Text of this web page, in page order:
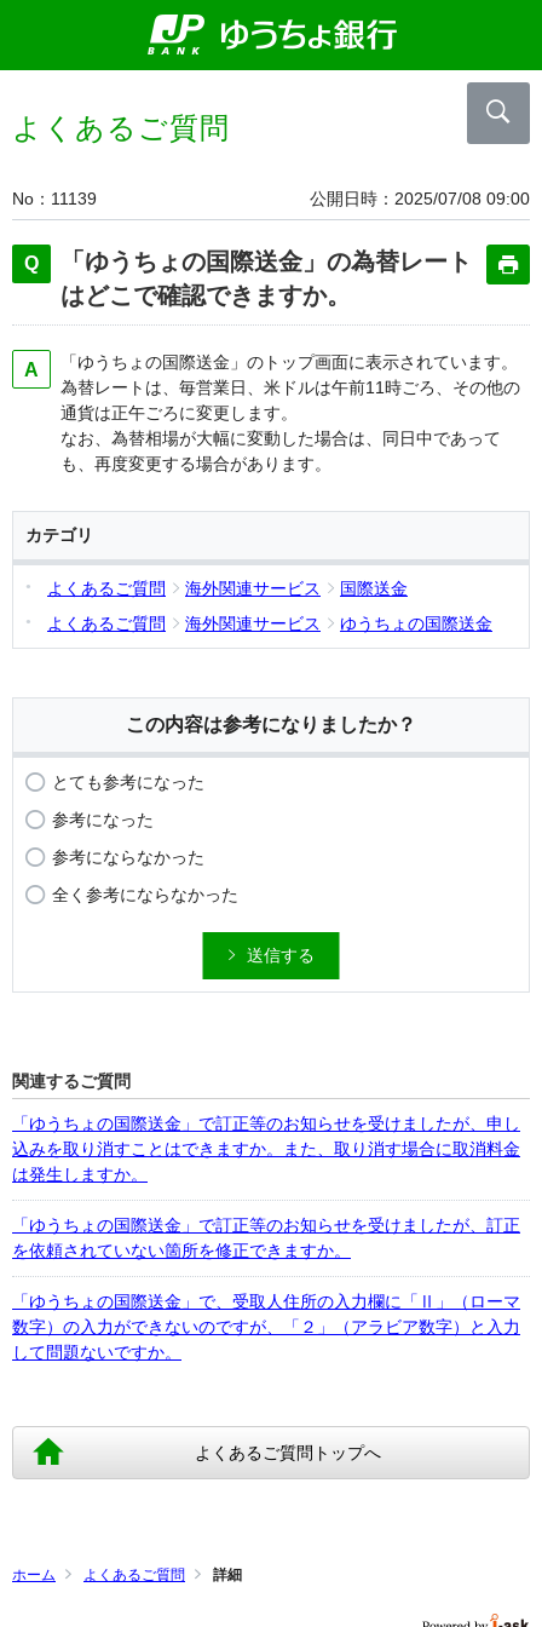
よくあるご質問
No 11139 公開日時 2025/07/08 09:00
「ゆうちょの国際送金」の為替レート
はどこで確認できますか。
「ゆうちょの国際送金」のトップ画面に表示されています。
為替レートは、毎営業日、米ドルは午前11時ごろ、その他の
通貨は正午ごろに変更します。
なお、為替相場が大幅に変動した場合は、同日中であって
も、再度変更する場合があります。
カテゴリ
よくあるご質問 海外関連サービス
国際送金
よくあるご質問
海外関連サービス ゆうちょの国際送金
この内容は参考になりましたか？
とても参考になった
参考になった
参考にならなかった
全く参考にならなかった
送信する
関連するご質問
「ゆうちょの国際送金」で訂正等のお知らせを受けましたが、申し
込みを取り消すことはできますか。また、取り消す場合に取消料金
は発生しますか。
「ゆうちょの国際送金」で訂正等のお知らせを受けましたが、訂正
を依頼されていない箇所を修正できますか。
「ゆうちょの国際送金」で、受取人住所の入力欄に「Ⅱ」（ローマ
数字）の入力ができないのですが、「２」（アラビア数字）と入力
して問題ないですか。
よくあるご質問トップへ
ホーム よくあるご質問 詳細